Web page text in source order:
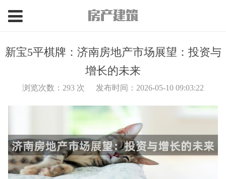
新宝5平棋牌：济南房地产市场展望：投资与
增长的未来
浏览次数： 293 次 发布时间：2026-05-10 09:03:22